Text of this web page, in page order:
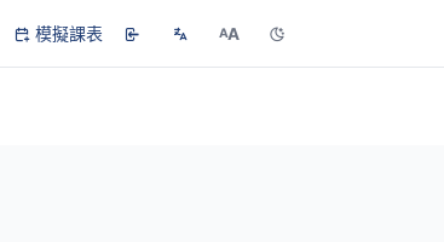
模擬課表 AA